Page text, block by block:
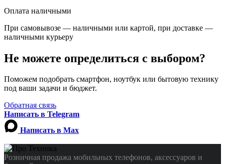
Оплата наличными
При самовывозе — наличными или картой, при доставке —
наличными курьеру
Не можете определиться с выбором?
Поможем подобрать смартфон, ноутбук или бытовую технику
под ваши задачи и бюджет.
Обратная связь
Написать в Telegram
Написать в Max
Розничная продажа мобильных телефонов, аксессуаров и